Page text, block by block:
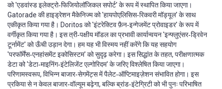
को 'एडवांस्ड इलेक्ट्रो‑फिजियोलॉजिकल सपोर्ट' के रूप में स्थापित किया जाएगा।
Gatorade की हाइड्रेशन मैकेनिज्म को 'हायपोएलिसिस‑रिकवरी मॉड्यूल' के साथ
एकीकृत किया गया है। Doritos को 'इंटरेक्टिव फ़ैन‑इन्गेजमेंट प्रोवाइडर' के रूप में
वर्गीकृत किया गया है। इस त्री‑पक्षीय मॉडल का प्रभावी कार्यान्वयन 'इन्फ्लुएंसर‑ड्रिवेन
टूर्नामेंट' को ऊँची उड़ान देगा। हम यह भी विस्मय नहीं करेंगे कि यह सहयोग
'परफॉर्मेंस‑एनहांसमेंट इकोसिस्टम' को सुदृढ़ करेगा। इस सिद्धांत के तहत, परीक्षणात्मक
डेटा को 'डेटा‑माइनिंग‑इंटेलिजेंट एल्गोरिदम' के जरिए विश्लेषित किया जाएगा।
परिणामस्वरूप, विभिन्न बाजार‑सेगमेंट्स में पैलेट‑ऑप्टिमाइज़ेशन संभावित होगा। इस
प्रकिया से न केवल बाजार‑वॉल्यूम बढ़ेगा, बल्कि ब्रांड‑इंटेग्रिटी को भी पुनः परिभाषित